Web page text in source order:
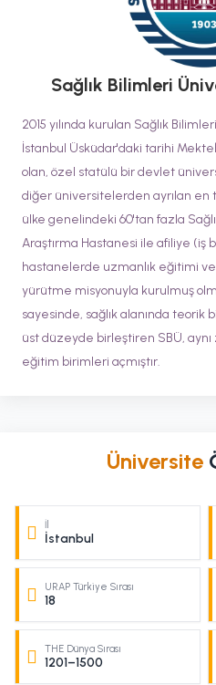
Sağlık Bilimleri
2015 yılında kurulan Sağlık
İstanbul Üsküdar'daki tarihi
olan, özel statülü bir devlet
diğer üniversitelerden ayrılan
ülke genelindeki 60'tan fazla
Araştırma Hastanesi ile afiliye (iş
hastanelerde uzmanlık eğitimi
yürütme misyonuyla kurulmuş
sayesinde, sağlık alanında
üst düzeyde birleştiren SBÜ, aynı
eğitim birimleri açmıştır.
Üniversite
İl
İstanbul
URAP Türkiye Sırası
18
THE Dünya Sırası
1201–1500